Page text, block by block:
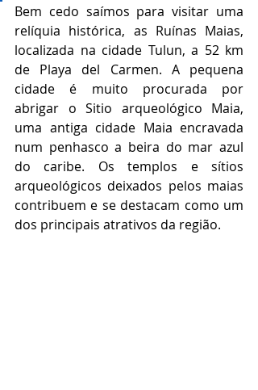
Bem cedo saímos para visitar uma
relíquia histórica, as Ruínas Maias,
localizada na cidade Tulun, a 52 km
de Playa del Carmen. A pequena
cidade é muito procurada por
abrigar o Sitio arqueológico Maia,
uma antiga cidade Maia encravada
num penhasco a beira do mar azul
do caribe. Os templos e sítios
arqueológicos deixados pelos maias
contribuem e se destacam como um
dos principais atrativos da região.